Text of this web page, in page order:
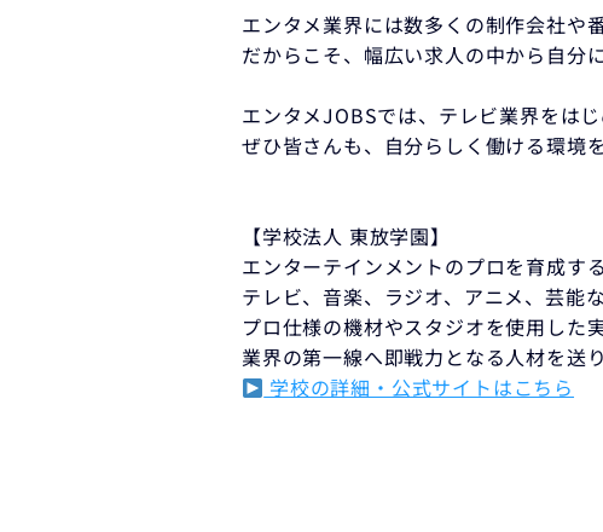
エンタメ業界には数多くの制作会社や
だからこそ、幅広い求人の中から自分
エンタメJOBSでは、テレビ業界をは
ぜひ皆さんも、自分らしく働ける環境
【学校法人 東放学園】
エンターテインメントのプロを育成す
テレビ、音楽、ラジオ、アニメ、芸能
プロ仕様の機材やスタジオを使用した
業界の第一線へ即戦力となる人材を送
学校の詳細・公式サイトはこちら